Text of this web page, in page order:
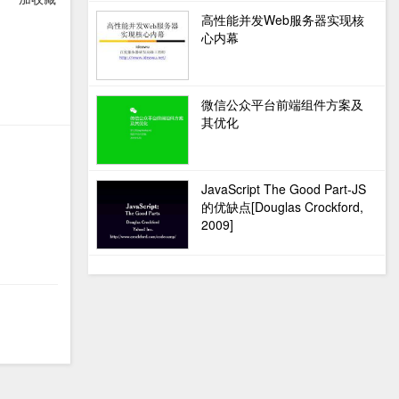
高性能并发Web服务器实现核
心内幕
微信公众平台前端组件方案及
其优化
JavaScript The Good Part-JS
的优缺点[Douglas Crockford,
2009]